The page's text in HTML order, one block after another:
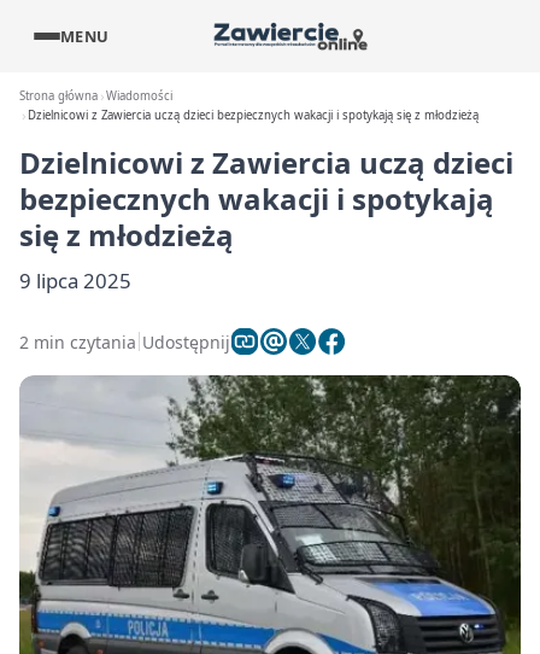
MENU
Strona główna Wiadomości
Dzielnicowi z Zawiercia uczą dzieci bezpiecznych wakacji i spotykają się z młodzieżą
Dzielnicowi z Zawiercia uczą dzieci
bezpiecznych wakacji i spotykają
się z młodzieżą
9 lipca 2025
2 min czytania Udostępnij